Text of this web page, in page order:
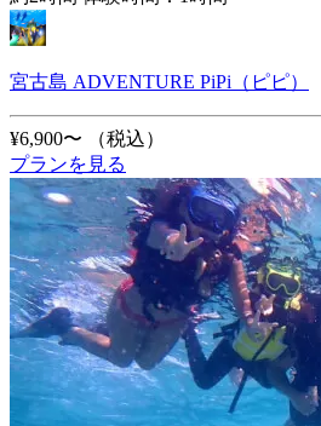
宮古島 ADVENTURE PiPi（ピピ）
¥6,900〜
（税込）
プランを見る